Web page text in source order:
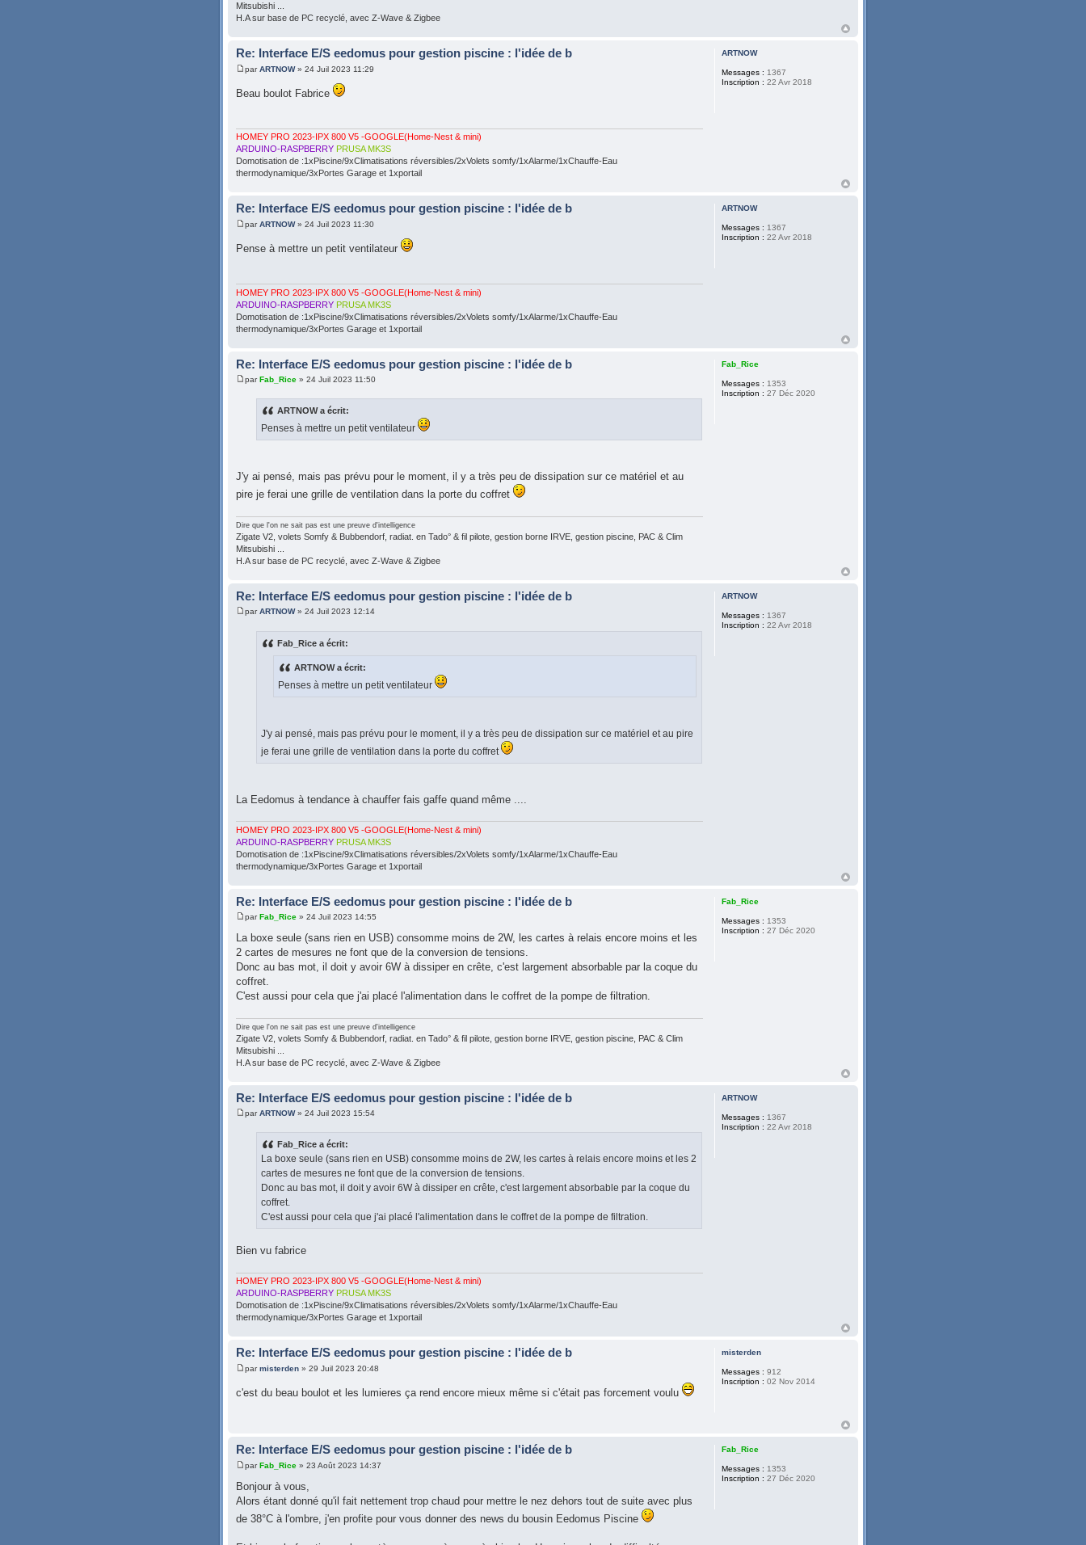
Mitsubishi ...
H.A sur base de PC recyclé, avec Z-Wave & Zigbee
Re: Interface E/S eedomus pour gestion piscine : l'idée de b
parARTNOW» 24 Juil 2023 11:29
Beau boulot Fabrice
HOMEY PRO 2023-IPX 800 V5 -GOOGLE(Home-Nest & mini)
ARDUINO-RASPBERRY PRUSA MK3S
Domotisation de :1xPiscine/9xClimatisations réversibles/2xVolets somfy/1xAlarme/1xChauffe-Eau
thermodynamique/3xPortes Garage et 1xportail
ARTNOW
Messages : 1367
Inscription : 22 Avr 2018
Re: Interface E/S eedomus pour gestion piscine : l'idée de b
parARTNOW» 24 Juil 2023 11:30
Pense à mettre un petit ventilateur
HOMEY PRO 2023-IPX 800 V5 -GOOGLE(Home-Nest & mini)
ARDUINO-RASPBERRY PRUSA MK3S
Domotisation de :1xPiscine/9xClimatisations réversibles/2xVolets somfy/1xAlarme/1xChauffe-Eau
thermodynamique/3xPortes Garage et 1xportail
ARTNOW
Messages : 1367
Inscription : 22 Avr 2018
Re: Interface E/S eedomus pour gestion piscine : l'idée de b
parFab_Rice » 24 Juil 2023 11:50
ARTNOW a écrit:
Penses à mettre un petit ventilateur
J'y ai pensé, mais pas prévu pour le moment, il y a très peu de dissipation sur ce matériel et au
pire je ferai une grille de ventilation dans la porte du coffret
Dire que l'on ne sait pas est une preuve d'intelligence
Zigate V2, volets Somfy & Bubbendorf, radiat. en Tado° & fil pilote, gestion borne IRVE, gestion piscine, PAC & Clim
Mitsubishi ...
H.A sur base de PC recyclé, avec Z-Wave & Zigbee
Fab_Rice
Messages : 1353
Inscription : 27 Déc 2020
Re: Interface E/S eedomus pour gestion piscine : l'idée de b
parARTNOW» 24 Juil 2023 12:14
Fab_Rice a écrit:
ARTNOW a écrit:
Penses à mettre un petit ventilateur
J'y ai pensé, mais pas prévu pour le moment, il y a très peu de dissipation sur ce matériel et au pire
je ferai une grille de ventilation dans la porte du coffret
La Eedomus à tendance à chauffer fais gaffe quand même ....
HOMEY PRO 2023-IPX 800 V5 -GOOGLE(Home-Nest & mini)
ARDUINO-RASPBERRY PRUSA MK3S
Domotisation de :1xPiscine/9xClimatisations réversibles/2xVolets somfy/1xAlarme/1xChauffe-Eau
thermodynamique/3xPortes Garage et 1xportail
ARTNOW
Messages : 1367
Inscription : 22 Avr 2018
Re: Interface E/S eedomus pour gestion piscine : l'idée de b
parFab_Rice » 24 Juil 2023 14:55
La boxe seule (sans rien en USB) consomme moins de 2W, les cartes à relais encore moins et les
2 cartes de mesures ne font que de la conversion de tensions.
Donc au bas mot, il doit y avoir 6W à dissiper en crête, c'est largement absorbable par la coque du
coffret.
C'est aussi pour cela que j'ai placé l'alimentation dans le coffret de la pompe de filtration.
Dire que l'on ne sait pas est une preuve d'intelligence
Zigate V2, volets Somfy & Bubbendorf, radiat. en Tado° & fil pilote, gestion borne IRVE, gestion piscine, PAC & Clim
Mitsubishi ...
H.A sur base de PC recyclé, avec Z-Wave & Zigbee
Fab_Rice
Messages : 1353
Inscription : 27 Déc 2020
Re: Interface E/S eedomus pour gestion piscine : l'idée de b
parARTNOW» 24 Juil 2023 15:54
Fab_Rice a écrit:
La boxe seule (sans rien en USB) consomme moins de 2W, les cartes à relais encore moins et les 2
cartes de mesures ne font que de la conversion de tensions.
Donc au bas mot, il doit y avoir 6W à dissiper en crête, c'est largement absorbable par la coque du
coffret.
C'est aussi pour cela que j'ai placé l'alimentation dans le coffret de la pompe de filtration.
Bien vu fabrice
HOMEY PRO 2023-IPX 800 V5 -GOOGLE(Home-Nest & mini)
ARDUINO-RASPBERRY PRUSA MK3S
Domotisation de :1xPiscine/9xClimatisations réversibles/2xVolets somfy/1xAlarme/1xChauffe-Eau
thermodynamique/3xPortes Garage et 1xportail
ARTNOW
Messages : 1367
Inscription : 22 Avr 2018
Re: Interface E/S eedomus pour gestion piscine : l'idée de b
parmisterden » 29 Juil 2023 20:48
c'est du beau boulot et les lumieres ça rend encore mieux même si c'était pas forcement voulu
misterden
Messages : 912
Inscription : 02 Nov 2014
Re: Interface E/S eedomus pour gestion piscine : l'idée de b
parFab_Rice » 23 Août 2023 14:37
Bonjour à vous,
Alors étant donné qu'il fait nettement trop chaud pour mettre le nez dehors tout de suite avec plus
de 38°C à l'ombre, j'en profite pour vous donner des news du bousin Eedomus Piscine
Fab_Rice
Messages : 1353
Inscription : 27 Déc 2020